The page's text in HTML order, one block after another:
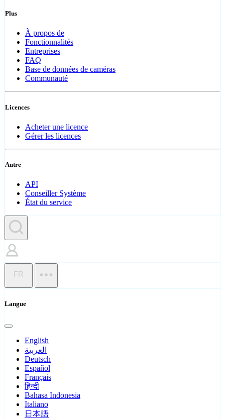
Plus
À propos de
Fonctionnalités
Entreprises
FAQ
Base de données de caméras
Communauté
Licences
Acheter une licence
Gérer les licences
Autre
API
Conseiller Système
État du service
FR
Langue
English
العربية
Deutsch
Español
Français
हिन्दी
Bahasa Indonesia
Italiano
日本語